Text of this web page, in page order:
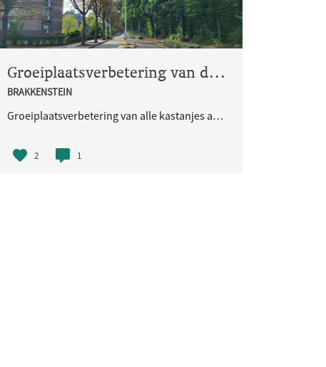
Groeiplaatsverbetering van de kastanjebomen aan de Houtlaan
BRAKKENSTEIN
Groeiplaatsverbetering van alle kastanjes aan de Houtlaan. Deze straat valt buiten het budget van de Vernieuwingsgolf maar vormt wel een visitekaartje voor de wijk.
2 1